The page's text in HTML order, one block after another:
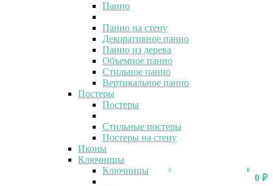
0
0 ₽
0
Панно
Панно на стену
Декоративное панно
Панно из дерева
Объемное панно
Стильное панно
Вертикальное панно
Постеры
Постеры
Стильные постеры
Постеры на стену
Иконы
Ключницы
Ключницы